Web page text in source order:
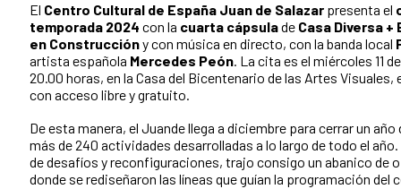
El Centro Cultural de España Juan de Salazar presenta el
temporada 2024 con la cuarta cápsulade Casa Diversa
en Construccióny con música en directo, con la banda local
artista española Mercedes Peón. La cita es el miércoles 11
20.00 horas, en la Casa del Bicentenario de las Artes Visuales,
con acceso libre y gratuito.
De esta manera, el Juande llega a diciembre para cerrar un
más de 240 actividades desarrolladas a lo largo de todo el
de desafíos y reconfiguraciones, trajo consigo un abanico de
donde se rediseñaron las líneas que guían la programación del